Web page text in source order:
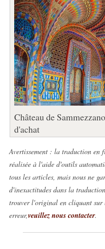
Château de
d'achat
Avertissement : la traduction
réalisée à l'aide d'outils
tous les articles, mais nous ne
d'inexactitudes dans la
trouver l'original en cliquant sur
erreur,veuillez nous contacter.